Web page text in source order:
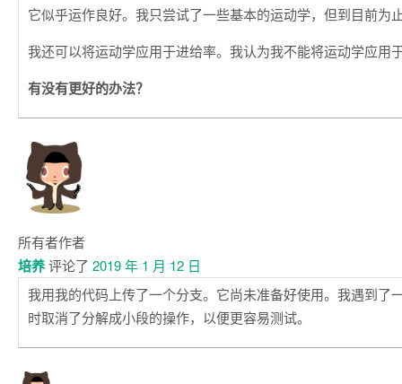
它似乎运作良好。我只尝试了一些基本的运动学，但到目前为
我还可以将运动学应用于进给率。我认为我不能将运动学应用
有没有更好的办法？
所有者作者
培养评论了 2019 年 1 月 12 日
我用我的代码上传了一个分支。它尚未准备好使用。我遇到了
时取消了分解成小段的操作，以便更容易测试。